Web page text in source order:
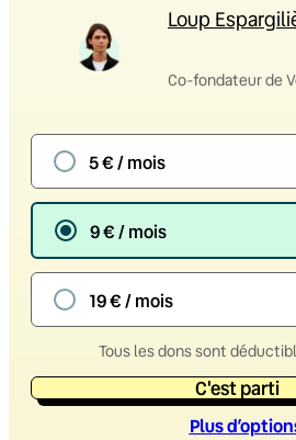
Loup
Co-fondateur de
5 € / mois
9 € / mois
19 € / mois
Tous les dons sont
C'est parti
Plus d’option